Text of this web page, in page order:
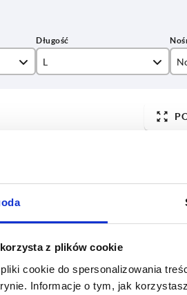
z plików cookie
cookie do spersonalizowania
Informacje o tym, jak
L
kilka razy dziennie w regularnych
o potwierdzonej dacie wysyłki w ostatnim
D L Nośność N
M8 250 1000